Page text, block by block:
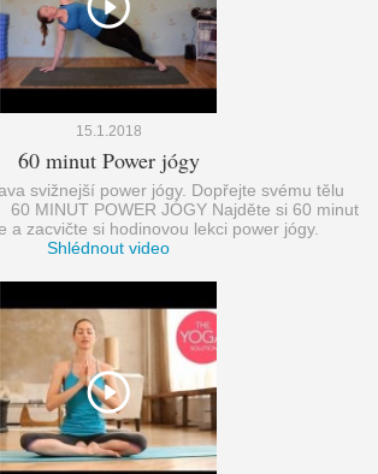
15.1.2018
60 minut Power jógy
svižnejší power jógy. Dopřejte svému tělu
MINUT POWER JÓGY Najděte si 60 minut
a zacvičte si hodinovou lekci power jógy.
Shlédnout video